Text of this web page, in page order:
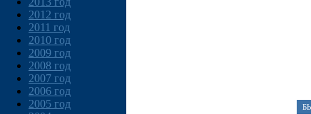
2012 год
2011 год
2010 год
2009 год
2008 год
2007 год
2006 год
2005 год